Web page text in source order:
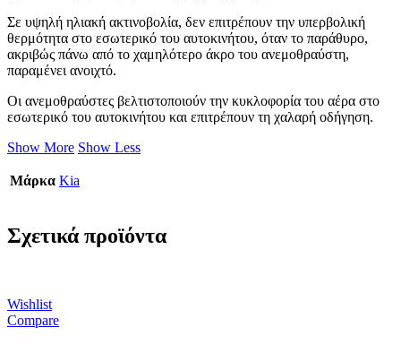
Σε υψηλή ηλιακή ακτινοβολία, δεν επιτρέπουν την υπερβολική
θερμότητα στο εσωτερικό του αυτοκινήτου, όταν το παράθυρο,
ακριβώς πάνω από το χαμηλότερο άκρο του ανεμοθραύστη,
παραμένει ανοιχτό.
Οι ανεμοθραύστες βελτιστοποιούν την κυκλοφορία του αέρα στο
εσωτερικό του αυτοκινήτου και επιτρέπουν τη χαλαρή οδήγηση.
Show More Show Less
Μάρκα Kia
Σχετικά προϊόντα
Wishlist
Compare